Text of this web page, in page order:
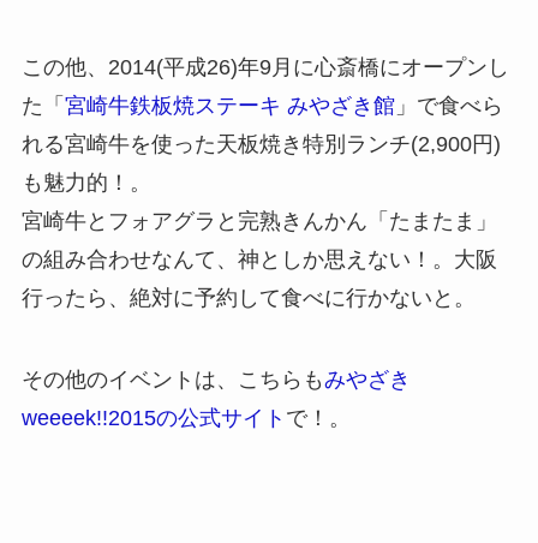
この他、2014(平成26)年9月に心斎橋にオープンし
た「 宮崎牛鉄板焼ステーキ みやざき館」で食べら
れる宮崎牛を使った天板焼き特別ランチ(2,900円)
も魅力的！。
宮崎牛とフォアグラと完熟きんかん「たまたま」
の組み合わせなんて、神としか思えない！。大阪
行ったら、絶対に予約して食べに行かないと。
その他のイベントは、こちらもみやざき
weeeek!!2015の公式サイト で！。